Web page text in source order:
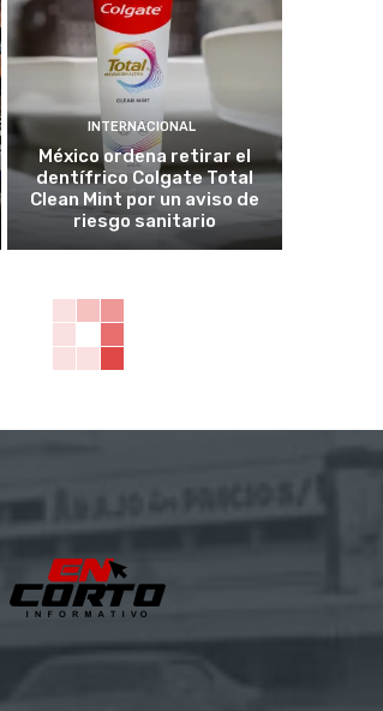
INTERNACIONAL
México ordena retirar el
dentífrico Colgate Total
Clean Mint por un aviso de
riesgo sanitario